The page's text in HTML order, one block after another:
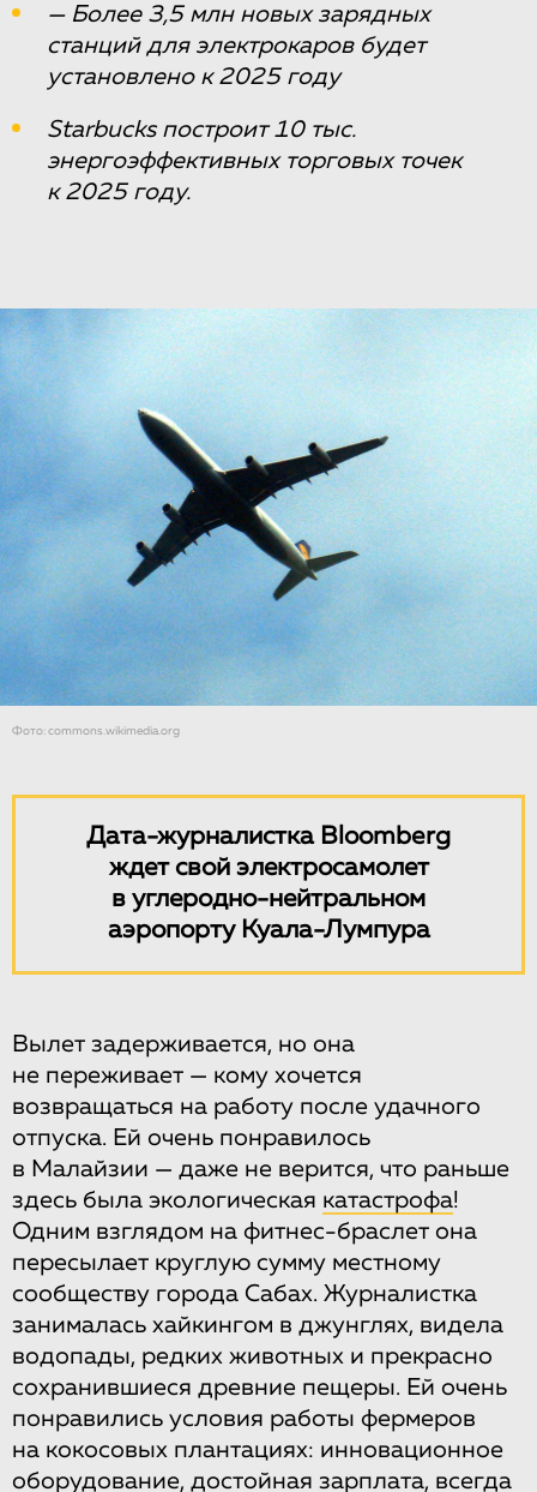
— Более 3,5 млн новых зарядных
станций для электрокаров будет
установлено к 2025 году
Starbucks построит 10 тыс.
энергоэффективных торговых точек
к 2025 году.
Фото: commons.wikimedia.org
Дата-журналистка Bloomberg
ждет свой электросамолет
в углеродно-нейтральном
аэропорту Куала-Лумпура
Вылет задерживается, но она
не переживает — кому хочется
возвращаться на работу после удачного
отпуска. Ей очень понравилось
в Малайзии — даже не верится, что раньше
здесь была экологическая катастрофа!
Одним взглядом на фитнес-браслет она
пересылает круглую сумму местному
сообществу города Сабах. Журналистка
занималась хайкингом в джунглях, видела
водопады, редких животных и прекрасно
сохранившиеся древние пещеры. Ей очень
понравились условия работы фермеров
на кокосовых плантациях: инновационное
оборудование, достойная зарплата, всегда